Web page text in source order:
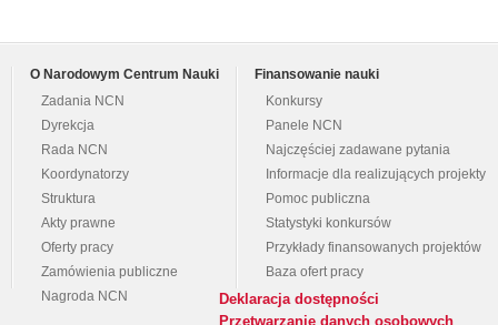
O Narodowym Centrum Nauki
Zadania NCN
Dyrekcja
Rada NCN
Koordynatorzy
Struktura
Akty prawne
Oferty pracy
Zamówienia publiczne
Nagroda NCN
Finansowanie nauki
Konkursy
Panele NCN
Najczęściej zadawane pytania
Informacje dla realizujących projekty
Pomoc publiczna
Statystyki konkursów
Przykłady finansowanych projektów
Baza ofert pracy
Deklaracja dostępności
Przetwarzanie danych osobowych